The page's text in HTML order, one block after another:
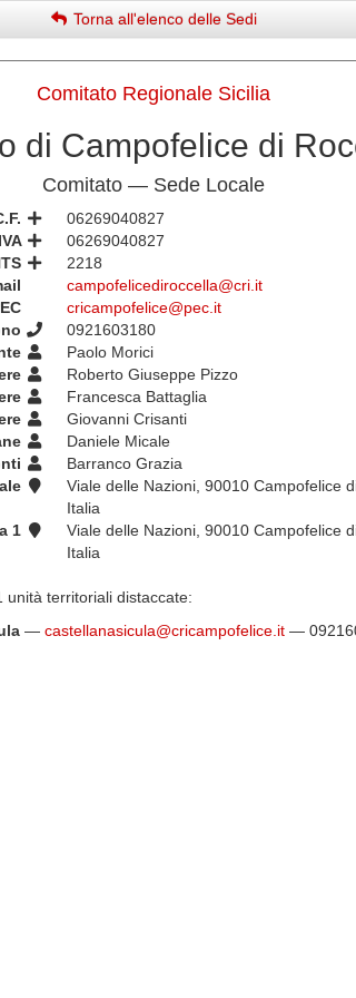
Torna all'elenco delle Sedi
Comitato Regionale Sicilia
di Campofelice di
Comitato — Sede Locale
06269040827
06269040827
2218
campofelicediroccella@cri.it
cricampofelice@pec.it
0921603180
Paolo Morici
Roberto Giuseppe Pizzo
Francesca Battaglia
Giovanni Crisanti
Daniele Micale
Barranco Grazia
Viale delle Nazioni, 90010 Campofelice
Italia
1
Viale delle Nazioni, 90010 Campofelice
Italia
unità territoriali distaccate:
— castellanasicula@cricampofelice.it —